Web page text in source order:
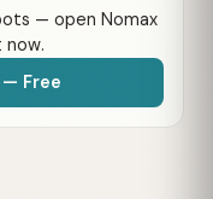
— open Nomax
now.
Free